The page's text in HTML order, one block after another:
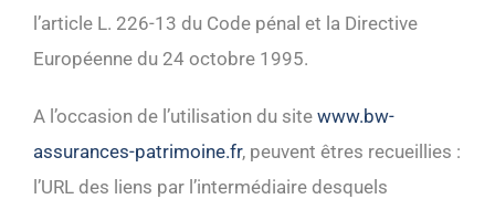
l’article L. 226-13 du Code pénal et la Directive
Européenne du 24 octobre 1995.
A l’occasion de l’utilisation du site www.bw-
assurances-patrimoine.fr, peuvent êtres recueillies :
l’URL des liens par l’intermédiaire desquels